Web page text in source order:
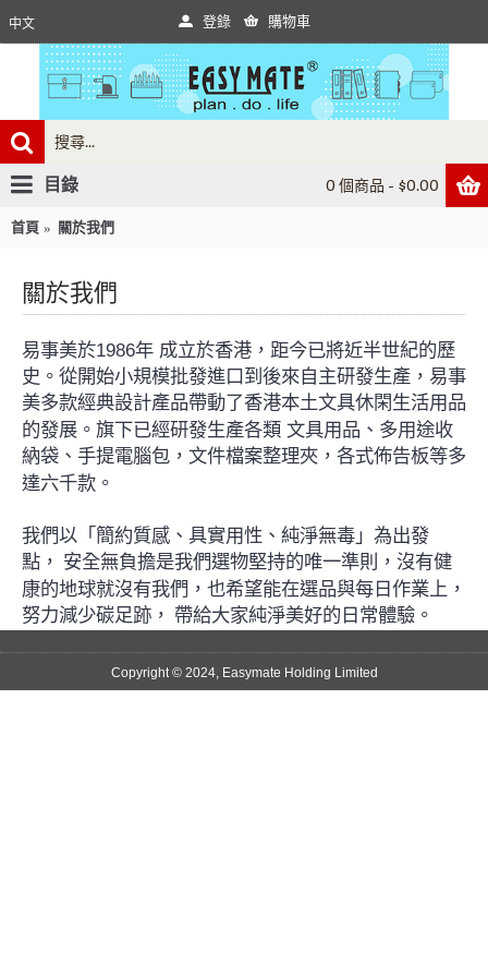
中文 登錄 購物車
0 個商品 - $0.00
目錄
首頁 關於我們
關於我們
易事美於1986年 成立於香港，距今已將近半世紀的歷
史。從開始小規模批發進口到後來自主研發生產，易事
美多款經典設計產品帶動了香港本土文具休閑生活用品
的發展。旗下已經研發生產各類 文具用品、多用途收
納袋、手提電腦包，文件檔案整理夾，各式佈告板等多
達六千款。
我們以「簡約質感、具實用性、純淨無毒」為出發
點， 安全無負擔是我們選物堅持的唯一準則，沒有健
康的地球就沒有我們，也希望能在選品與每日作業上，
努力減少碳足跡， 帶給大家純淨美好的日常體驗。
Copyright © 2024, Easymate Holding Limited